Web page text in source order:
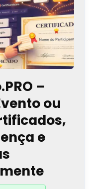
–
ou
e